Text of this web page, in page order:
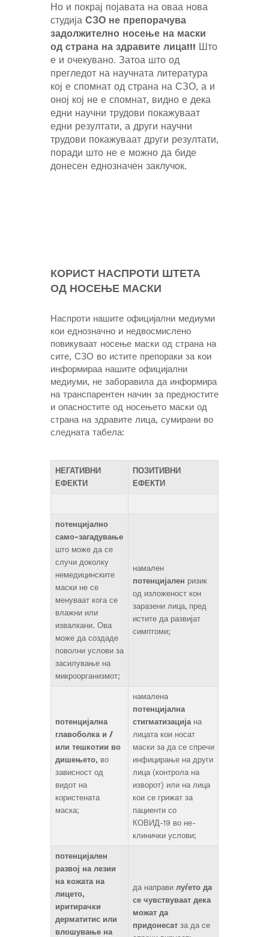
Но и покрај појавата на оваа нова
студија СЗО не препорачува
задолжително носење на маски
од страна на здравите лица!!! Што
е и очекувано. Затоа што од
прегледот на научната литература
кој е спомнат од страна на СЗО, а и
оној кој не е спомнат, видно е дека
едни научни трудови покажуваат
едни резултати, а други научни
трудови покажуваат други резултати,
поради што не е можно да биде
донесен еднозначен заклучок.
КОРИСТ НАСПРОТИ ШТЕТА
ОД НОСЕЊЕ МАСКИ
Наспроти нашите официјални медиуми
кои еднозначно и недвосмислено
повикуваат носење маски од страна на
сите, СЗО во истите препораки за кои
информираа нашите официјални
медиуми, не заборавила да информира
на транспарентен начин за предностите
и опасностите од носењето маски од
страна на здравите лица, сумирани во
следната табела:
НЕГАТИВНИ
ЕФЕКТИ
ПОЗИТИВНИ
ЕФЕКТИ
потенцијално
само-загадување
што може да се
случи доколку
немедицинските
маски не се
менуваат кога се
влажни или
извалкани. Ова
може да создаде
поволни услови за
засилување на
микроорганизмот;
намален
потенцијален ризик
од изложеност кон
заразени лица, пред
истите да развијат
симптоми;
потенцијална
главоболка и /
или тешкотии во
дишењето, во
зависност од
видот на
користената
маска;
намалена
потенцијална
стигматизација на
лицата кои носат
маски за да се спречи
инфицирање на други
лица (контрола на
изворот) или на лица
кои се грижат за
пациенти со
КОВИД-19 во не-
клинички услови;
потенцијален
развој на лезии
на кожата на
лицето,
иритирачки
дерматитис или
влошување на
да направи луѓето да
се чувствуваат дека
можат да
придонесат за да се